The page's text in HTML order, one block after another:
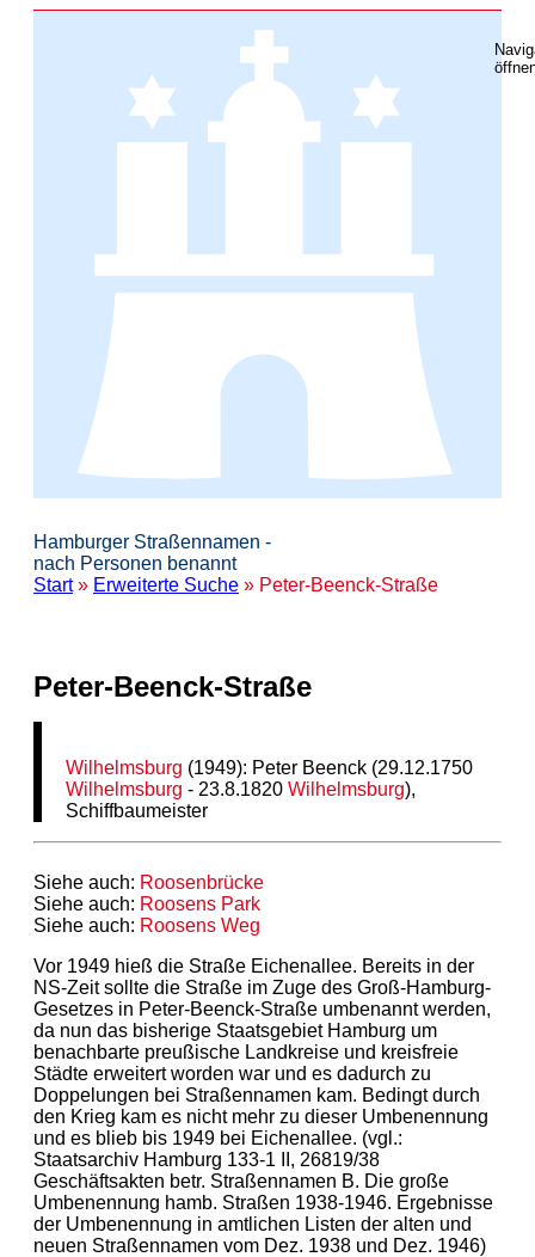
Hamburger Straßennamen -
nach Personen benannt
Start» Erweiterte Suche » Peter-Beenck-Straße
Peter-Beenck-Straße
Wilhelmsburg (1949): Peter Beenck (29.12.1750
Wilhelmsburg - 23.8.1820Wilhelmsburg),
Schiffbaumeister
Siehe auch: Roosenbrücke
Siehe auch: Roosens Park
Siehe auch: Roosens Weg
Vor 1949 hieß die Straße Eichenallee. Bereits in der
NS-Zeit sollte die Straße im Zuge des Groß-Hamburg-
Gesetzes in Peter-Beenck-Straße umbenannt werden,
da nun das bisherige Staatsgebiet Hamburg um
benachbarte preußische Landkreise und kreisfreie
Städte erweitert worden war und es dadurch zu
Doppelungen bei Straßennamen kam. Bedingt durch
den Krieg kam es nicht mehr zu dieser Umbenennung
und es blieb bis 1949 bei Eichenallee. (vgl.:
Staatsarchiv Hamburg 133-1 II, 26819/38
Geschäftsakten betr. Straßennamen B. Die große
Umbenennung hamb. Straßen 1938-1946. Ergebnisse
der Umbenennung in amtlichen Listen der alten und
neuen Straßennamen vom Dez. 1938 und Dez. 1946)